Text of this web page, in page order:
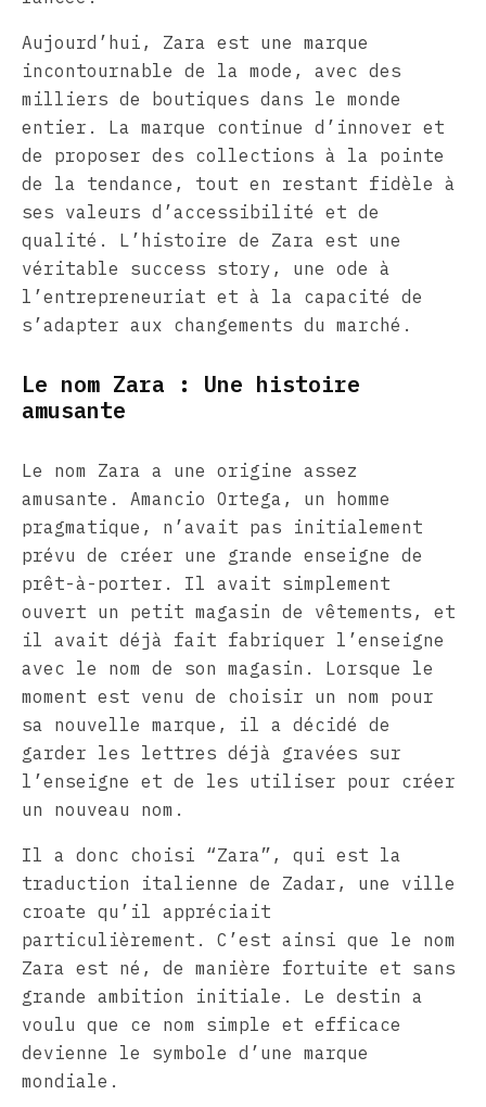
Aujourd’hui, Zara est une marque
incontournable de la mode, avec des
milliers de boutiques dans le monde
entier. La marque continue d’innover et
de proposer des collections à la pointe
de la tendance, tout en restant fidèle à
ses valeurs d’accessibilité et de
qualité. L’histoire de Zara est une
véritable success story, une ode à
l’entrepreneuriat et à la capacité de
s’adapter aux changements du marché.
Le nom Zara : Une histoire
amusante
Le nom Zara a une origine assez
amusante. Amancio Ortega, un homme
pragmatique, n’avait pas initialement
prévu de créer une grande enseigne de
prêt-à-porter. Il avait simplement
ouvert un petit magasin de vêtements, et
il avait déjà fait fabriquer l’enseigne
avec le nom de son magasin. Lorsque le
moment est venu de choisir un nom pour
sa nouvelle marque, il a décidé de
garder les lettres déjà gravées sur
l’enseigne et de les utiliser pour créer
un nouveau nom.
Il a donc choisi “Zara”, qui est la
traduction italienne de Zadar, une ville
croate qu’il appréciait
particulièrement. C’est ainsi que le nom
Zara est né, de manière fortuite et sans
grande ambition initiale. Le destin a
voulu que ce nom simple et efficace
devienne le symbole d’une marque
mondiale.